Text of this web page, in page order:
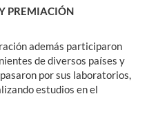
PREMIACIÓN
además participaron
de diversos países y
por sus laboratorios,
estudios en el